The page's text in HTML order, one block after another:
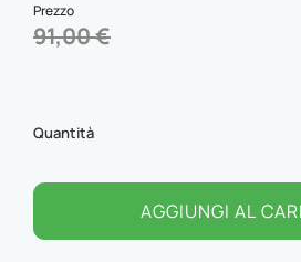
Prezzo
91,00 €
Quantità
AGGIUNGI AL